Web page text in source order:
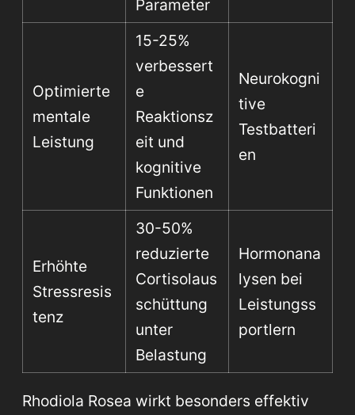
Parameter
Optimierte
mentale
Leistung
15-25%
verbessert
e
Reaktionsz
eit und
kognitive
Funktionen
Neurokogni
tive
Testbatteri
en
Erhöhte
Stressresis
tenz
30-50%
reduzierte
Cortisolaus
schüttung
unter
Belastung
Hormonana
lysen bei
Leistungss
portlern
Rhodiola Rosea wirkt besonders effektiv